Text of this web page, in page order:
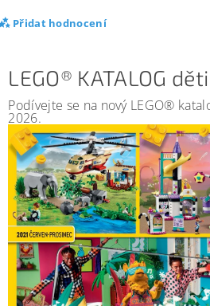
Přidat hodnocení
LEGO® KATALOG děti
Podívejte se na nový LEGO®
2026.